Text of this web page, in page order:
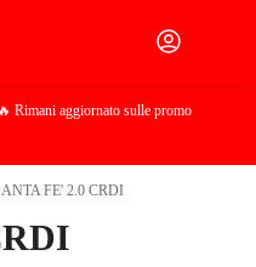
Rimani aggiornato sulle promo
FE' 2.0 CRDI